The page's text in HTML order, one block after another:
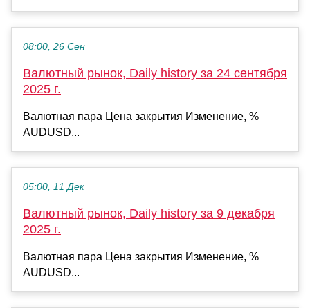
08:00, 26 Сен
Валютный рынок, Daily history за 24 сентября
2025 г.
Валютная пара Цена закрытия Изменение, %
AUDUSD...
05:00, 11 Дек
Валютный рынок, Daily history за 9 декабря
2025 г.
Валютная пара Цена закрытия Изменение, %
AUDUSD...